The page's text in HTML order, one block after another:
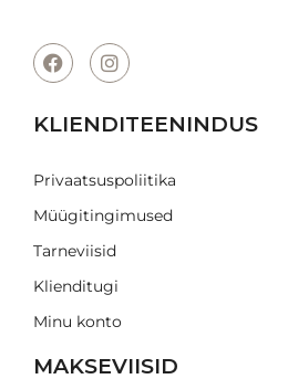
KLIENDITEENINDUS
Privaatsuspoliitika
Müügitingimused
Tarneviisid
Klienditugi
Minu konto
MAKSEVIISID